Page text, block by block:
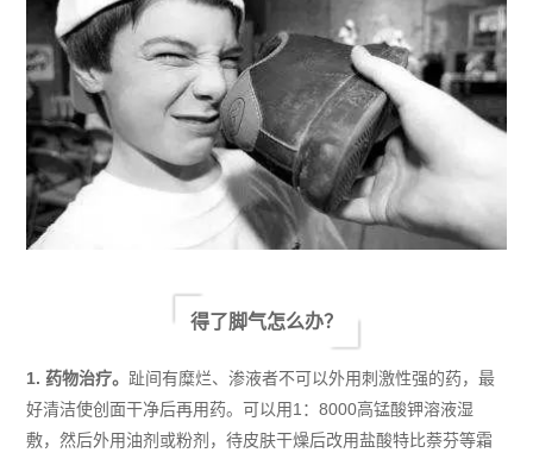
得了脚气怎么办？
1. 药物治疗。 趾间有糜烂、渗液者不可以外用刺激性强的药，最
好清洁使创面干净后再用药。可以用1：8000高锰酸钾溶液湿
敷，然后外用油剂或粉剂，待皮肤干燥后改用盐酸特比萘芬等霜